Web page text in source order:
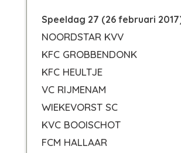
Speeldag 27 (26 februari
NOORDSTAR KVV
KFC GROBBENDONK
KFC HEULTJE
VC RIJMENAM
WIEKEVORST SC
KVC BOOISCHOT
FCM HALLAAR